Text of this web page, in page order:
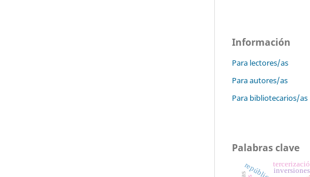
Información
Para lectores/as
Para autores/as
Para bibliotecarios/as
Palabras clave
inversiones